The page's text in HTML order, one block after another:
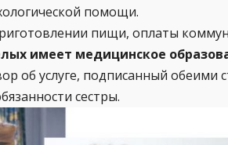
помощи.
пищи, оплаты
имеет медицинское
об услуге, подписанный
сестры.